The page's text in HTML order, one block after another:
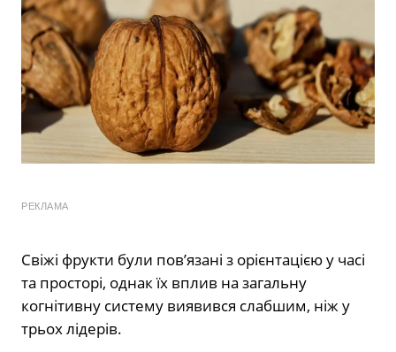
РЕКЛАМА
Свіжі фрукти були пов’язані з орієнтацією у часі
та просторі, однак їх вплив на загальну
когнітивну систему виявився слабшим, ніж у
трьох лідерів.